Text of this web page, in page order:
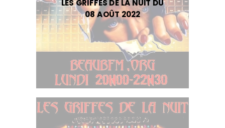
LES GRIFFES DE LA NUIT DU
08 AOÛT 2022